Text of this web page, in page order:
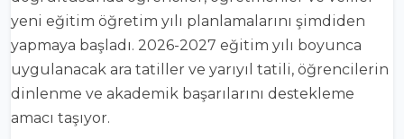
yeni eğitim öğretim yılı planlamalarını şimdiden
yapmaya başladı. 2026-2027 eğitim yılı boyunca
uygulanacak ara tatiller ve yarıyıl tatili, öğrencilerin
dinlenme ve akademik başarılarını destekleme
amacı taşıyor.